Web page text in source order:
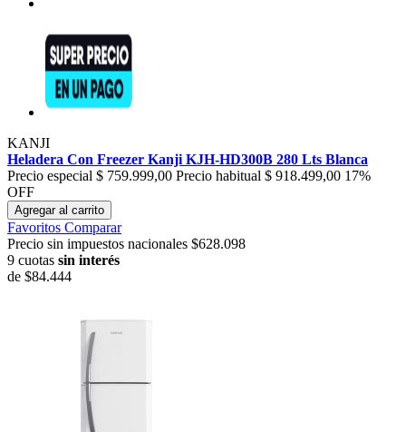
KANJI
Heladera Con Freezer Kanji KJH-HD300B 280 Lts Blanca
Precio especial $ 759.999,00 Precio habitual $ 918.499,00 17%
OFF
Agregar al carrito
Favoritos Comparar
Precio sin impuestos nacionales $628.098
9 cuotas sin interés
de $84.444